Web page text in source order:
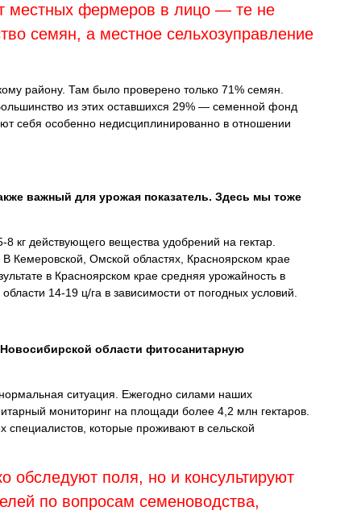
местных фермеров в лицо — те не
семян, а местное сельхозуправление
району. Там было проверено только 71% семян.
из этих оставшихся 29% — семенной фонд
себя особенно недисциплинированно в отношении
важный для урожая показатель. Здесь мы тоже
кг действующего вещества удобрений на гектар.
Кемеровской, Омской областях, Красноярском крае
в Красноярском крае средняя урожайность в
14-19 ц/га в зависимости от погодных условий.
области фитосанитарную
ситуация. Ежегодно силами наших
мониторинг на площади более 4,2 млн гектаров.
специалистов, которые проживают в сельской
обследуют поля, но и консультируют
по вопросам семеноводства,